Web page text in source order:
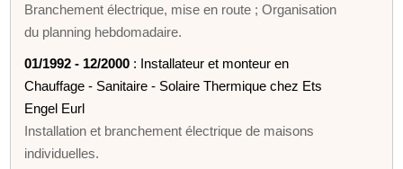
Branchement électrique, mise en route ; Organisation
du planning hebdomadaire.
01/1992 - 12/2000 : Installateur et monteur en
Chauffage - Sanitaire - Solaire Thermique chez Ets
Engel Eurl
Installation et branchement électrique de maisons
individuelles.